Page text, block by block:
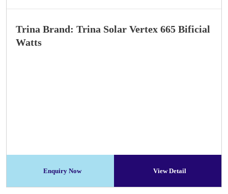
Trina Brand: Trina Solar Vertex 665 Bificial
Watts
Enquiry Now View Detail